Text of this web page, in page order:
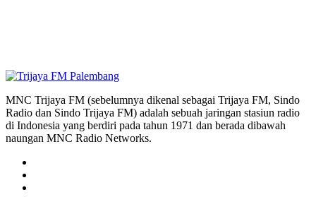
MNC Trijaya FM (sebelumnya dikenal sebagai Trijaya FM, Sindo
Radio dan Sindo Trijaya FM) adalah sebuah jaringan stasiun radio
di Indonesia yang berdiri pada tahun 1971 dan berada dibawah
naungan MNC Radio Networks.